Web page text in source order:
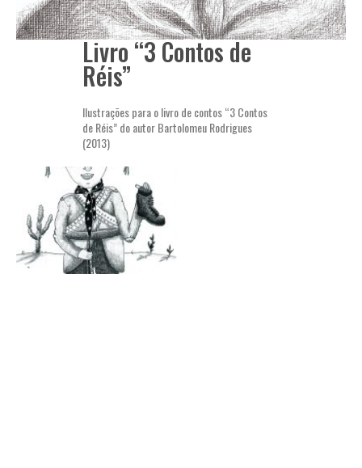
Livro “3 Contos de
Réis”
Ilustrações para o livro de contos “3 Contos
de Réis” do autor Bartolomeu Rodrigues
(2013)